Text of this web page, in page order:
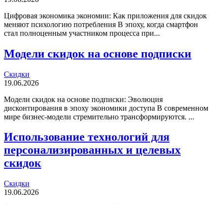
Цифровая экономика экономии: Как приложения для скидок
меняют психологию потребления В эпоху, когда смартфон
стал полноценным участником процесса при...
Модели скидок на основе подписки
Скидки
19.06.2026
Модели скидок на основе подписки: Эволюция
дисконтирования в эпоху экономики доступа В современном
мире бизнес-модели стремительно трансформируются. ...
Использование технологий для
персонализированных и целевых
скидок
Скидки
19.06.2026